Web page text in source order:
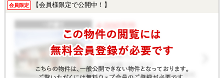
会員限定 【会員様限定で公開中！】